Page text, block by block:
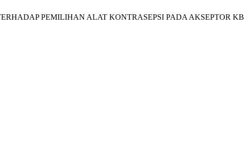
PEMILIHAN ALAT KONTRASEPSI PADA AKSEPTOR KB